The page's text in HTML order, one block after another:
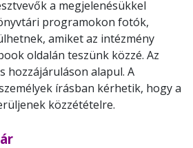
a megjelenésükkel
programokon fotók,
amiket az intézmény
oldalán teszünk közzé. Az
hozzájáruláson alapul. A
írásban kérhetik, hogy a
közzétételre.